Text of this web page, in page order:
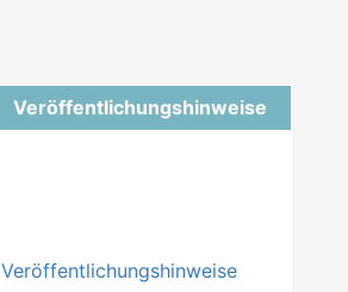
Veröffentlichungshinweise
Veröffentlichungshinweise